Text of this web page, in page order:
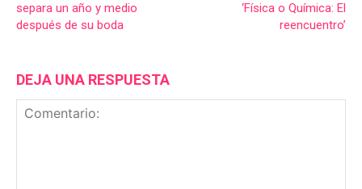
separa un año y medio
después de su boda
‘Física o Química: El
reencuentro’
DEJA UNA RESPUESTA